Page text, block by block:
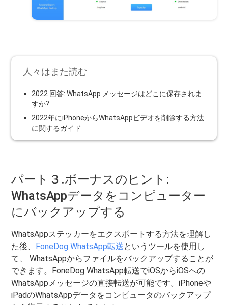
人々はまた読む
2022 回答: WhatsApp メッセージはどこに保存されま
すか?
2022年にiPhoneからWhatsAppビデオを削除する方法
に関するガイド
パート３.ボーナスのヒント:
WhatsAppデータをコンピューター
にバックアップする
WhatsAppステッカーをエクスポートする方法を理解し
た後、 FoneDog WhatsApp転送というツールを使用し
て、 WhatsAppからファイルをバックアップすることが
できます。FoneDog WhatsApp転送でiOSからiOSへの
WhatsAppメッセージの直接転送が可能です。iPhoneや
iPadのWhatsAppデータをコンピュータのバックアップ